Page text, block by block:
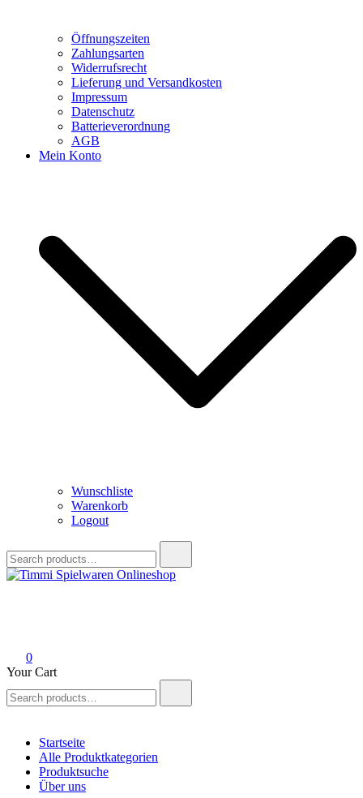
Öffnungszeiten
Zahlungsarten
Widerrufsrecht
Lieferung und Versandkosten
Impressum
Datenschutz
Batterieverordnung
AGB
Mein Konto
Wunschliste
Warenkorb
Logout
for:
0
Your Cart
for:
Startseite
Alle Produktkategorien
Produktsuche
Über uns